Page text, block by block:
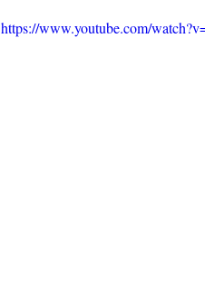
https://www.youtube.com/